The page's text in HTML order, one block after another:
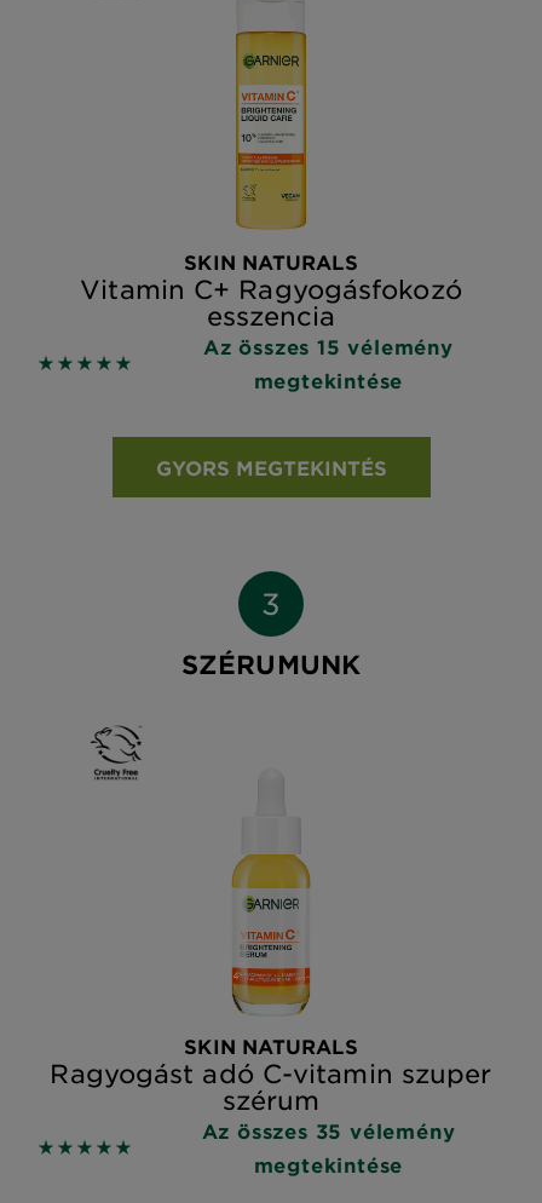
SKIN NATURALS
Vitamin C+ Ragyogásfokozó
esszencia
5 out of 5 stars based on reviews
Az összes 15 vélemény
megtekintése
GYORS MEGTEKINTÉS
SZÉRUMUNK
SKIN NATURALS
Ragyogást adó C-vitamin szuper
szérum
5 out of 5 stars based on reviews
Az összes 35 vélemény
megtekintése